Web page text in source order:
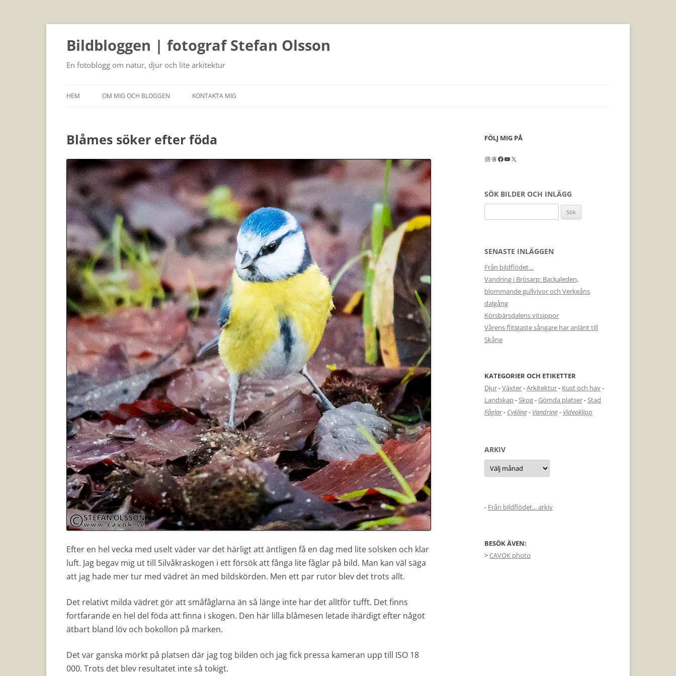
Bildbloggen | fotograf Stefan Olsson
En fotoblogg om natur, djur och lite arkitektur
HEM OM MIG OCH BLOGGEN KONTAKTA MIG
Blåmes söker efter föda
Efter en hel vecka med uselt väder var det härligt att äntligen få en dag med lite solsken och klar
luft. Jag begav mig ut till Silvåkraskogen i ett försök att fånga lite fåglar på bild. Man kan väl säga
att jag hade mer tur med vädret än med bildskörden. Men ett par rutor blev det trots allt.
Det relativt milda vädret gör att småfåglarna än så länge inte har det alltför tufft. Det finns
fortfarande en hel del föda att finna i skogen. Den här lilla blåmesen letade ihärdigt efter något
ätbart bland löv och bokollon på marken.
Det var ganska mörkt på platsen där jag tog bilden och jag fick pressa kameran upp till ISO 18
000. Trots det blev resultatet inte så tokigt.
FÖLJ MIG PÅ
Instagram
Threads
Facebook
YouTube
X
SÖK BILDER OCH INLÄGG
efter:
SENASTE INLÄGGEN
Från bildflödet…
Vandring i Brösarp: Backaleden,
blommande gullvivor och Verkeåns
dalgång
Körsbärsdalens vitsippor
Vårens flitigaste sångare har anlänt till
Skåne
KATEGORIER OCH ETIKETTER
Djur-Växter-Arkitektur- Kust och hav-
Landskap-Skog-Gömda platser-Stad
Fåglar- Cykling- Vandring- Videoklipp
ARKIV
Arkiv
- Från bildflödet... arkiv
BESÖK ÄVEN:
>CAVOK photo